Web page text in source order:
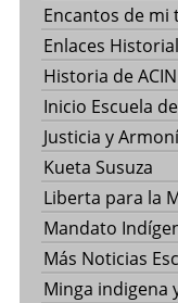
Encantos de mi
Enlaces
Historia de ACIN
Inicio Escuela
Justicia y
Kueta Susuza
Liberta para la
Mandato
Más Noticias
Minga indigena